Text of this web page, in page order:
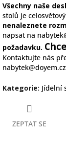
Všechny naše
stolů je
nenaleznete
napsat na
požadavku.
Kontaktujte nás
nabytek@doyem.cz
Kategorie: Jídelní
ZEPTAT SE